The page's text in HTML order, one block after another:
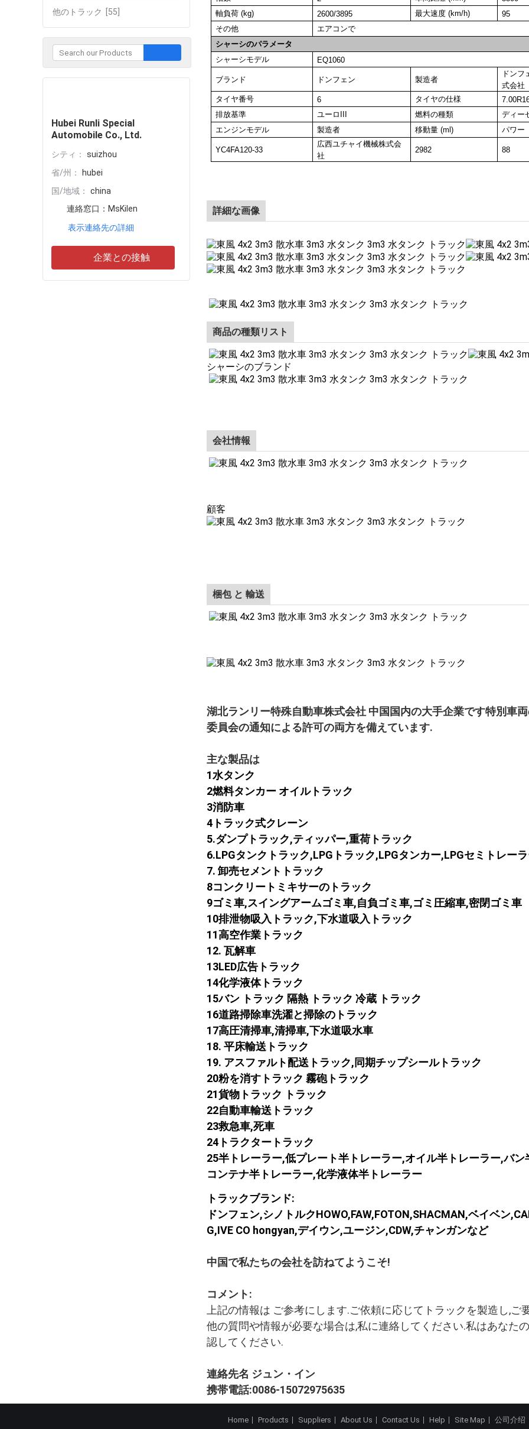
他のトラック [55]
Hubei Runli Special
Automobile Co., Ltd.
シティ：
suizhou
省/州：
hubei
国/地域：
china
連絡窓口： MsKilen
表示連絡先の詳細
企業との接触
軸負荷 (kg)
2600/3895 最大速度 (km/h)
95
その他
エアコンで
シャーシのパラメータ
シャーシモデル
EQ1060
ブランド ドンフェン 製造者
ドンフ
式会社
タイヤ番号
6 タイヤの仕様
排放基準
ユーロIII 燃料の種類
ディー
エンジンモデル
製造者 移動量 (ml) パワー
YC4FA120-33
広西ユチャイ機械株式会
社
2982 88
詳細な画像
商品の種類リスト
シャーシのブランド
会社情報
顧客
梱包 と 輸送
湖北ランリー特殊自動車株式会社 中国国内の大手企業です特別車
委員会の通知による許可の両方を備えています.
主な製品は
1水タンク
2燃料タンカー オイルトラック
3消防車
4トラック式クレーン
5.ダンプトラック,ティッパー,重荷トラック
6.LPGタンクトラック,LPGトラック,LPGタンカー,LPGセミトレー
7. 卸売セメントトラック
8コンクリートミキサーのトラック
9ゴミ車,スイングアームゴミ車,自負ゴミ車,ゴミ圧縮車,密閉ゴミ車
10排泄物吸入トラック,下水道吸入トラック
11高空作業トラック
12. 瓦解車
13LED広告トラック
14化学液体トラック
15バン トラック 隔熱 トラック 冷蔵 トラック
16道路掃除車洗濯と掃除のトラック
17高圧清掃車,清掃車,下水道吸水車
18. 平床輸送トラック
19. アスファルト配送トラック,同期チップシールトラック
20粉を消すトラック 霧砲トラック
21貨物トラック トラック
22自動車輸送トラック
23救急車,死車
24トラクタートラック
25半トレーラー,低プレート半トレーラー,オイル半トレーラー,バ
コンテナ半トレーラー,化学液体半トレーラー
トラックブランド:
ドンフェン,シノトルクHOWO,FAW,FOTON,SHACMAN,ベイベン
G,IVE CO hongyan,デイウン,ユージン,CDW,チャンガンなど
中国で私たちの会社を訪ねてようこそ!
コメント:
上記の情報は ご参考にします.ご依頼に応じてトラックを製造し,ご
他の質問や情報が必要な場合は,私に連絡してください.私はあなた
認してください.
連絡先名 ジュン・イン
携帯電話:0086-15072975635
Home Products Suppliers About Us Contact Us Help Site Map 公司介绍